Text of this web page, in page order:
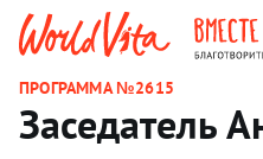
ПРОГРАММА №2615
Заседатель